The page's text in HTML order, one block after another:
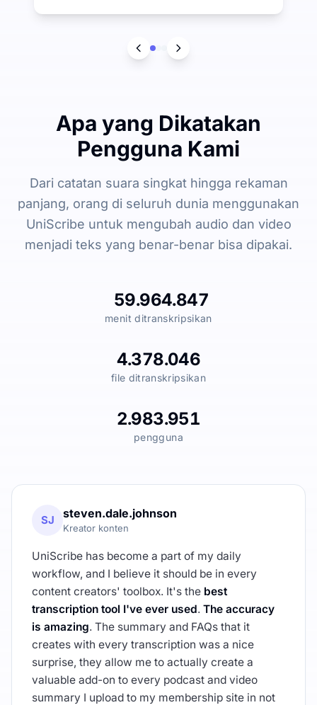
Apa yang Dikatakan
Pengguna Kami
Dari catatan suara singkat hingga rekaman
panjang, orang di seluruh dunia menggunakan
UniScribe untuk mengubah audio dan video
menjadi teks yang benar-benar bisa dipakai.
59.964.847
menit ditranskripsikan
4.378.046
file ditranskripsikan
2.983.951
pengguna
SJ steven.dale.johnson
Kreator konten
UniScribe has become a part of my daily
workflow, and I believe it should be in every
content creators' toolbox. It's the best
transcription tool I've ever used. The accuracy
is amazing. The summary and FAQs that it
creates with every transcription was a nice
surprise, they allow me to actually create a
valuable add-on to every podcast and video
summary I upload to my membership site in not